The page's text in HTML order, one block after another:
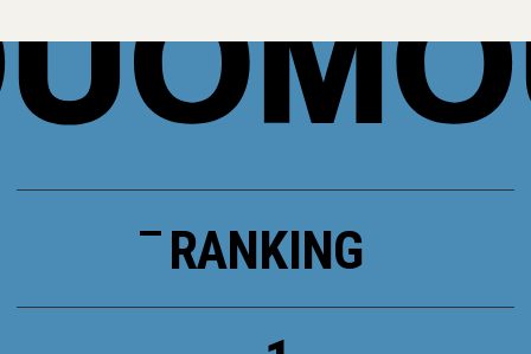
RANKING